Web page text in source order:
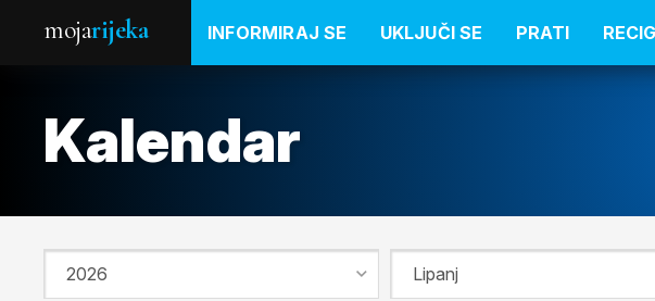
mojarijeka INFORMIRAJ SE UKLJUČI SE PRATI
Kalendar